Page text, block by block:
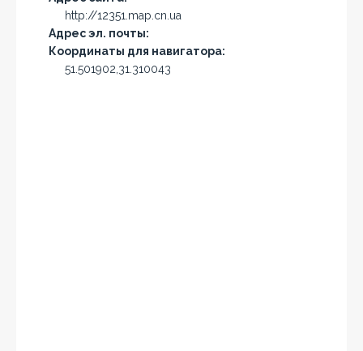
http://12351.map.cn.ua
Адрес эл. почты:
Координаты для навигатора:
51.501902,31.310043